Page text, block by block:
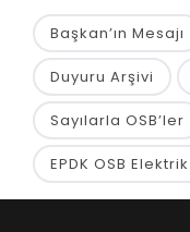
Başkan’ın Mesajı
Duyuru Arşivi
Sayılarla OSB’ler
EPDK OSB